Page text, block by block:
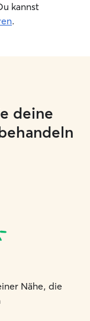
kannst
.
deine
Nähe, die